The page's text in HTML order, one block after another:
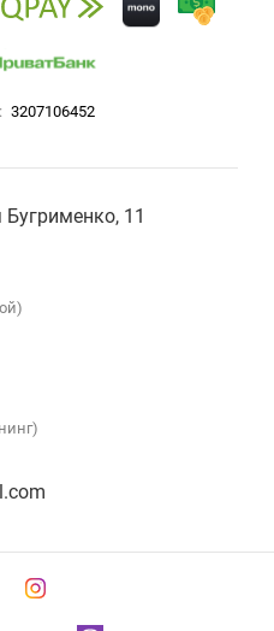
3207106452
11